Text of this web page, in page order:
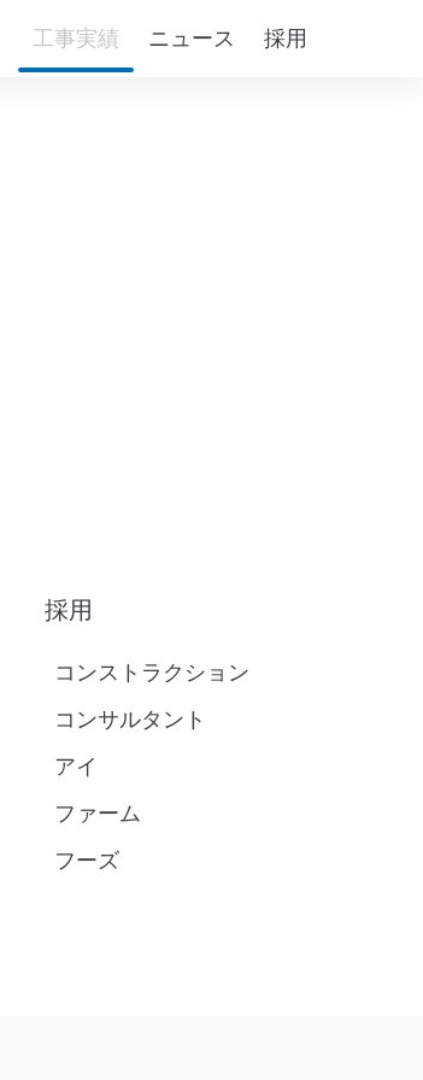
工事実績 ニュース 採用
採用
コンストラクション
コンサルタント
アイ
ファーム
フーズ